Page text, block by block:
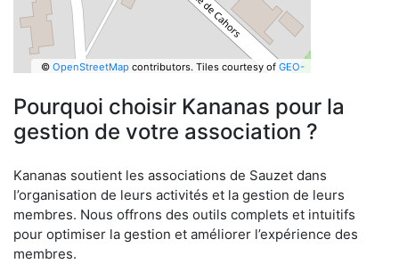
© OpenStreetMapcontributors. Tiles courtesy of GEO-
Pourquoi choisir Kananas pour la
gestion de votre association ?
Kananas soutient les associations de Sauzet dans
l’organisation de leurs activités et la gestion de leurs
membres. Nous offrons des outils complets et intuitifs
pour optimiser la gestion et améliorer l’expérience des
membres.